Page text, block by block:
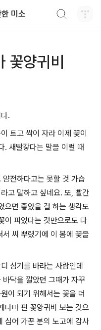
미소
꽃양귀비
.
트고 싹이 자라 이제 꽃이
. 새빨갛다는 말을 이럴 때
전하다고는 못할 것 가습
고 말하고 싶네요. 또, 빨간
으면 좋았을 걸 하는 생각도
이 피었다는 것만으로도 다
씨 뿌렸기에 이 봄에 꽃을
심기를 바라는 사람인데
닥을 깔았던 그때가 자꾸
이 되기 위해서는 꽃을 더
나마 핀 꽃양귀비 보는 것으
심어 가꾼 분의 노고에 감사